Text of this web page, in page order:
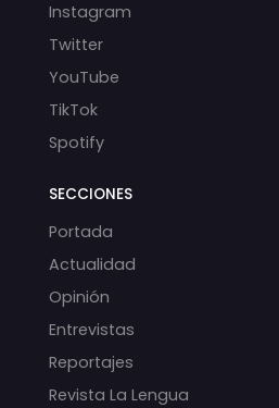
Instagram
Twitter
YouTube
TikTok
Spotify
SECCIONES
Portada
Actualidad
Opinión
Entrevistas
Reportajes
Revista La Lengua